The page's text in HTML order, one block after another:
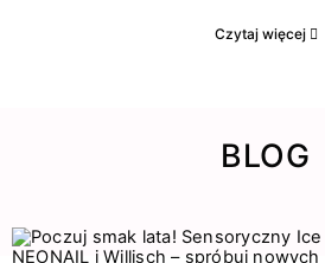
Czytaj więcej
BLOG